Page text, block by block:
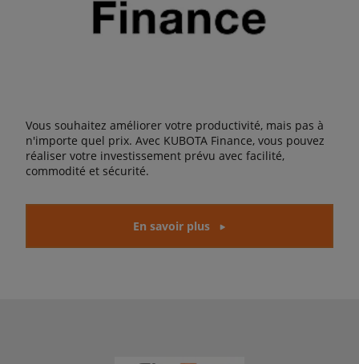
Vous souhaitez améliorer votre productivité, mais pas à
n'importe quel prix. Avec KUBOTA Finance, vous pouvez
réaliser votre investissement prévu avec facilité,
commodité et sécurité.
En savoir plus